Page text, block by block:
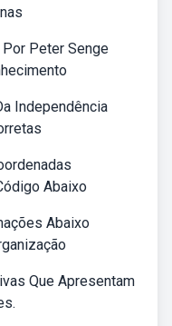
Peter Senge
Independência
Abaixo
Abaixo
Que Apresentam